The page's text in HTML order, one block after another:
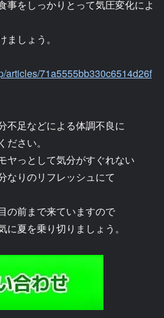
事をしっかりとって気圧変化によ
しょう。
articles/71a5555bb330c6514d26f
不足などによる体調不良に
さい。
ヤっとして気分がすぐれない
なりのリフレッシュにて
の前まで来ていますので
夏を乗り切りましょう。